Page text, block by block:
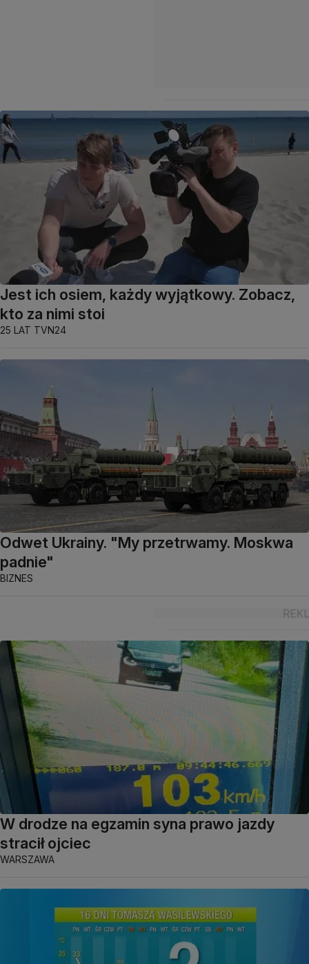
Jest ich osiem, każdy wyjątkowy. Zobacz,
kto za nimi stoi
25 LAT TVN24
Odwet Ukrainy. "My przetrwamy. Moskwa
padnie"
BIZNES
W drodze na egzamin syna prawo jazdy
stracił ojciec
WARSZAWA